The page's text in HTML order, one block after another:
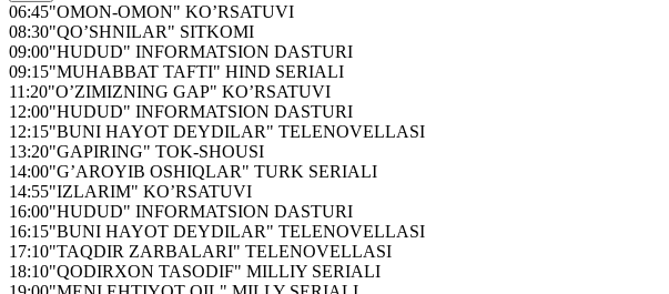
06:45"OMON-OMON" KO’RSATUVI
08:30"QO’SHNILAR" SITKOMI
09:00"HUDUD" INFORMATSION DASTURI
09:15"MUHABBAT TAFTI" HIND SERIALI
11:20"O’ZIMIZNING GAP" KO’RSATUVI
12:00"HUDUD" INFORMATSION DASTURI
12:15"BUNI HAYOT DEYDILAR" TELENOVELLASI
13:20"GAPIRING" TOK-SHOUSI
14:00"G’AROYIB OSHIQLAR" TURK SERIALI
14:55"IZLARIM" KO’RSATUVI
16:00"HUDUD" INFORMATSION DASTURI
16:15"BUNI HAYOT DEYDILAR" TELENOVELLASI
17:10"TAQDIR ZARBALARI" TELENOVELLASI
18:10"QODIRXON TASODIF" MILLIY SERIALI